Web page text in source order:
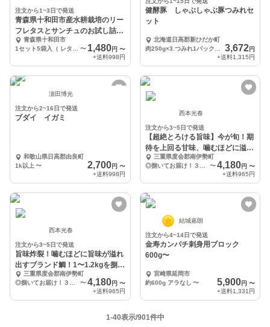
注文から1~3日で発送
青森県十和田市産水耕栽培のリー
フレタスとサンチュのお試し詰合
せセット
青森県十和田市
〜 1,480円 〜
+送料998円
健酵豚 しゃぶしゃぶ豚つみれセ
ット
北海道日高郡新ひだか町
3,672円
+送料1,315円
濵田博光
注文から2~16日で発送
ブダイ イガミ
和歌山県日高郡由良町
1k以上 〜 2,700円 〜
+送料998円
西本光春
注文から3~5日で発送
【超絶とろける旨味】今が旬！期
待を上回る甘味、噛むほどに溢れ
る旨味！
三重県度会郡南伊勢町
〜4,180円 〜
+送料965円
西本光春
注文から3~5日で発送
旨味炸裂！噛むほどに旨味が溢れ
出すブランド鯛！1〜1.2kgを捌い
てお届け◎
三重県度会郡南伊勢町
〜 4,180円 〜
+送料965円
結城嘉朗
注文から4~14日で発送
金寿カンパチ刺身用ブロック
600g〜
宮崎県延岡市
約600g アラなし 〜 5,900円 〜
+送料1,331円
1-40表示/901件中